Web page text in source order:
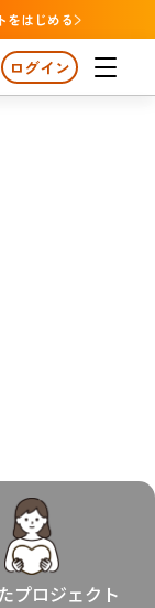
をはじめる
が多い
が多い
近い
教育
農業
文化
シカル
イノリティ
社会貢献
ログイン
プロジェクト